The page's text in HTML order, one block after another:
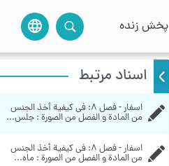
پخش زنده language
اسناد مرتبط
من المادة و الفصل من الصورة : جلس...
من المادة و الفصل من الصورة : ماه...